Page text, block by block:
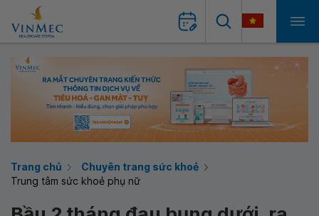
Trang chủ
Chuyên trang sức khoẻ
Trung tâm sức khoẻ phụ nữ